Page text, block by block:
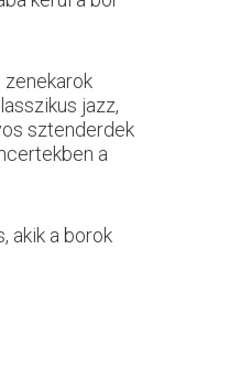
jazz,
sztenderdek
a
akik a borok